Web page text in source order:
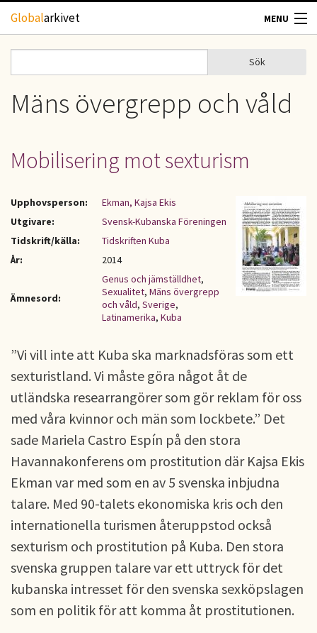
Hoppa till huvudinnehåll
Globalarkivet MENU
TIDSKRIFTER
UPPHOVSRÄTT
OM OSS
KONTAKT
Sökformulär
Sök
Mäns övergrepp och våld
Mobilisering mot sexturism
Upphovsperson:
Ekman, Kajsa Ekis
Utgivare:
Svensk-Kubanska Föreningen
Tidskrift/källa:
Tidskriften Kuba
År:
2014
Ämnesord:
Genus och jämställdhet,
Sexualitet, Mäns övergrepp
och våld, Sverige,
Latinamerika, Kuba
”Vi vill inte att Kuba ska marknadsföras som ett
sexturistland. Vi måste göra något åt de
utländska researrangörer som gör reklam för oss
med våra kvinnor och män som lockbete.” Det
sade Mariela Castro Espín på den stora
Havannakonferens om prostitution där Kajsa Ekis
Ekman var med som en av 5 svenska inbjudna
talare. Med 90-talets ekonomiska kris och den
internationella turismen återuppstod också
sexturism och prostitution på Kuba. Den stora
svenska gruppen talare var ett uttryck för det
kubanska intresset för den svenska sexköpslagen
som en politik för att komma åt prostitutionen.